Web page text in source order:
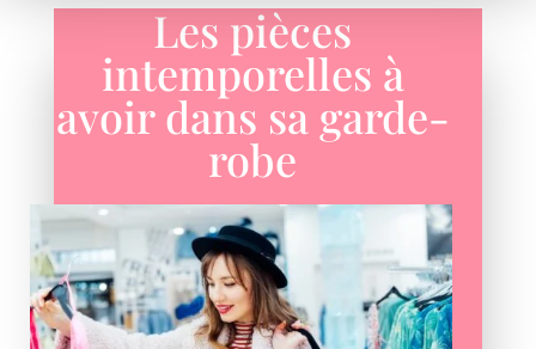
Les pièces
intemporelles à
avoir dans sa garde-
robe